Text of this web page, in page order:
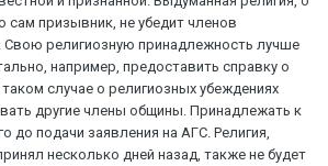
сам призывник, не убедит членов
Свою религиозную принадлежность лучше
например, предоставить справку о
случае о религиозных убеждениях
другие члены общины. Принадлежать к
до подачи заявления на АГС. Религия,
несколько дней назад, также не будет